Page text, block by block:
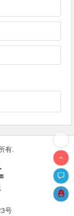
有.
号